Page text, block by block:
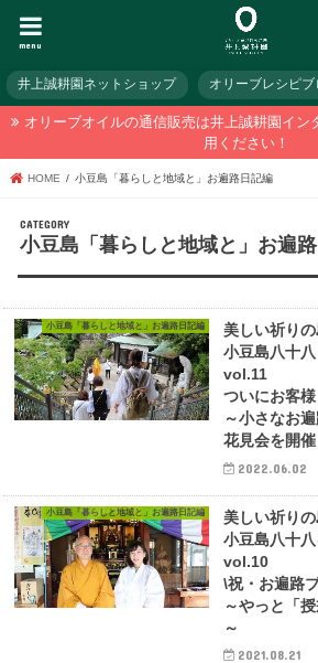
menu
井上誠耕園ネットショップ オリーブレシピブ
オリーブオイルの通信販売は井上誠耕園イン
用ください！
HOME 小豆島「暮らしと地域と」お遍路日記編
小豆島「暮らしと地域と」お遍
小豆島「暮らしと地域と」お遍路日記編
美しい祈り
小豆島八十
vol.11
ついにお客
～小さなお
花見会を開
2022.06.02
小豆島「暮らしと地域と」お遍路日記編
美しい祈り
小豆島八十
vol.10
\祝・お遍路
～やっと「
～
2021.08.21